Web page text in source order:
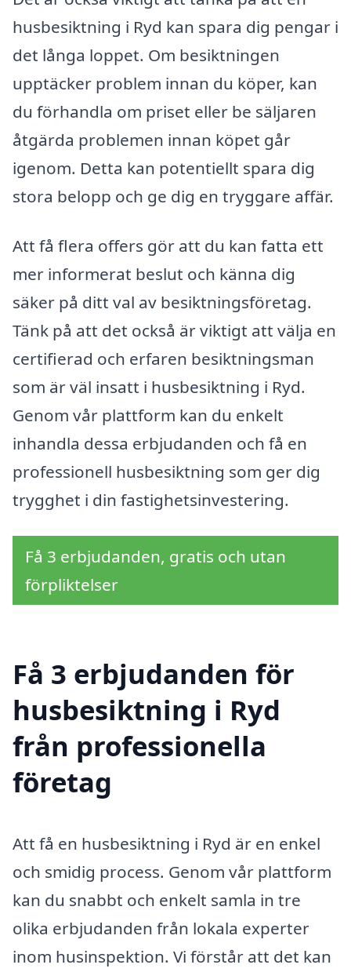
husbesiktning i Ryd kan spara dig pengar i
det långa loppet. Om besiktningen
upptäcker problem innan du köper, kan
du förhandla om priset eller be säljaren
åtgärda problemen innan köpet går
igenom. Detta kan potentiellt spara dig
stora belopp och ge dig en tryggare affär.
Att få flera offers gör att du kan fatta ett
mer informerat beslut och känna dig
säker på ditt val av besiktningsföretag.
Tänk på att det också är viktigt att välja en
certifierad och erfaren besiktningsman
som är väl insatt i husbesiktning i Ryd.
Genom vår plattform kan du enkelt
inhandla dessa erbjudanden och få en
professionell husbesiktning som ger dig
trygghet i din fastighetsinvestering.
Få 3 erbjudanden, gratis och utan
förpliktelser
Få 3 erbjudanden för
husbesiktning i Ryd
från professionella
företag
Att få en husbesiktning i Ryd är en enkel
och smidig process. Genom vår plattform
kan du snabbt och enkelt samla in tre
olika erbjudanden från lokala experter
inom husinspektion. Vi förstår att det kan